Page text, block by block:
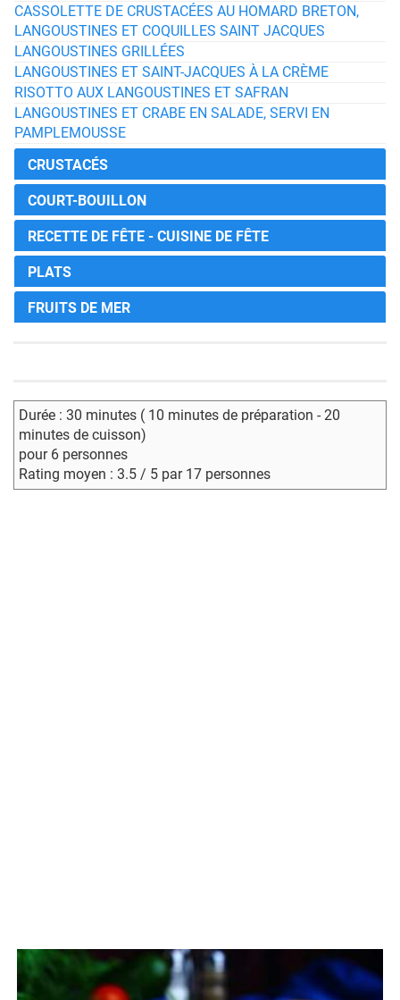
CASSOLETTE DE CRUSTACÉES AU HOMARD BRETON,
LANGOUSTINES ET COQUILLES SAINT JACQUES
LANGOUSTINES GRILLÉES
LANGOUSTINES ET SAINT-JACQUES À LA CRÈME
RISOTTO AUX LANGOUSTINES ET SAFRAN
LANGOUSTINES ET CRABE EN SALADE, SERVI EN
PAMPLEMOUSSE
CRUSTACÉS
COURT-BOUILLON
RECETTE DE FÊTE - CUISINE DE FÊTE
PLATS
FRUITS DE MER
Durée : 30 minutes ( 10 minutes de préparation - 20
minutes de cuisson)
pour 6 personnes
Rating moyen : 3.5 / 5 par 17 personnes